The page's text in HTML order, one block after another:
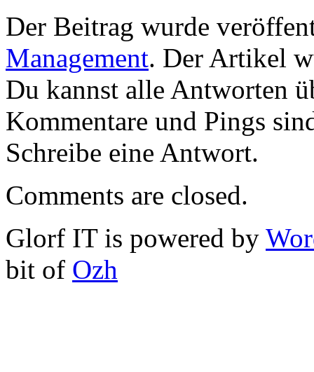
Der Beitrag wurde
Management. Der Artikel
Du kannst alle Antworten
Kommentare und Pings
Schreibe eine Antwort.
Comments are closed.
Glorf IT is powered by
bit of Ozh